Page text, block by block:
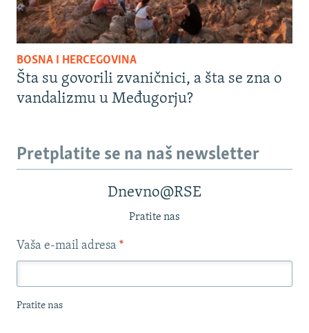
BOSNA I HERCEGOVINA
Šta su govorili zvaničnici, a šta se zna o
vandalizmu u Međugorju?
Pretplatite se na naš newsletter
Dnevno@RSE
Pratite nas
Vaša e-mail adresa *
Pratite nas